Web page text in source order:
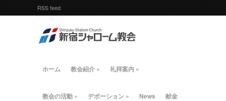
RSS feed
ホーム 教会紹介 » 礼拝案内 »
教会の活動 » デボーション » News 献金